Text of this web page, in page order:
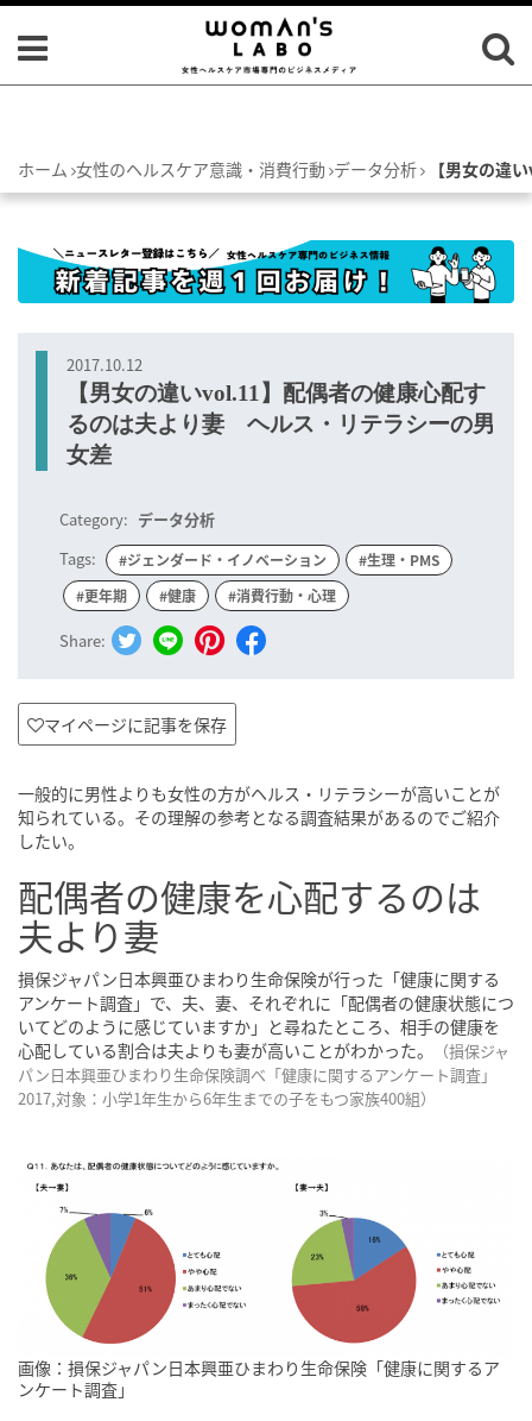
ホーム 女性のヘルスケア意識・消費行動 データ分析 【男女の違
2017.10.12
【男女の違いvol.11】配偶者の健康心配す
るのは夫より妻 ヘルス・リテラシーの男
女差
Category: データ分析
Tags:
#ジェンダード・イノベーション
#生理・PMS
#更年期
#健康 #消費行動・心理
Share:
マイページに記事を保存
一般的に男性よりも女性の方がヘルス・リテラシーが高いことが
知られている。その理解の参考となる調査結果があるのでご紹介
したい。
配偶者の健康を心配するのは
夫より妻
損保ジャパン日本興亜ひまわり生命保険が行った「健康に関する
アンケート調査」で、夫、妻、それぞれに「配偶者の健康状態につ
いてどのように感じていますか」と尋ねたところ、相手の健康を
心配している割合は夫よりも妻が高いことがわかった。
（損保ジャ
パン日本興亜ひまわり生命保険調べ「健康に関するアンケート調査」
2017,対象：小学1年生から6年生までの子をもつ家族400組）
画像：損保ジャパン日本興亜ひまわり生命保険「健康に関するア
ンケート調査」